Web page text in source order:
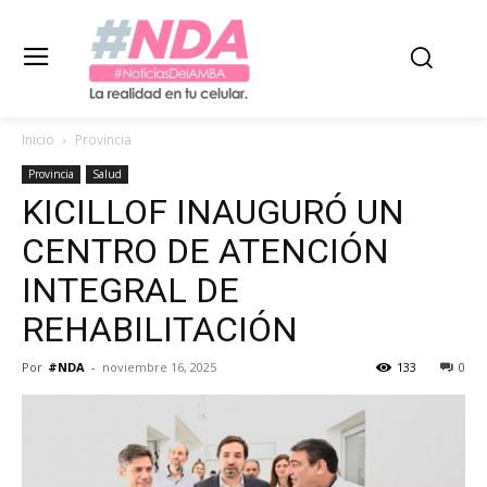
Inicio Provincia
Provincia Salud
KICILLOF INAUGURÓ UN
CENTRO DE ATENCIÓN
INTEGRAL DE
REHABILITACIÓN
Por #NDA - noviembre 16, 2025 0
133